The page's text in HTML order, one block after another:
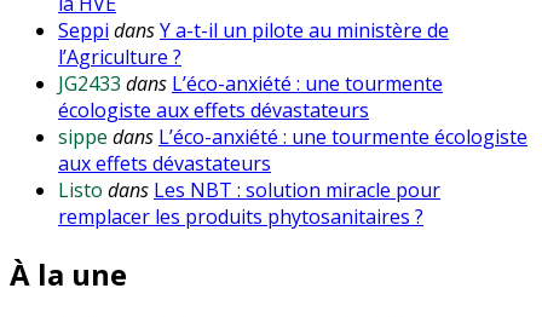
Seppi dansY a-t-il un pilote au ministère de
l’Agriculture ?
JG2433 dans L’éco-anxiété : une tourmente
écologiste aux effets dévastateurs
sippe dans L’éco-anxiété : une tourmente écologiste
aux effets dévastateurs
Listo dans Les NBT : solution miracle pour
remplacer les produits phytosanitaires ?
À la une